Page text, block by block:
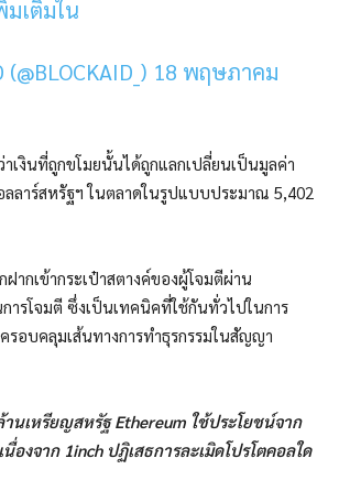
มเติมใน
18 พฤษภาคม
เงินที่ถูกขโมยนั้นได้ถูกแลกเปลี่ยนเป็นมูลค่า
ลลาร์สหรัฐฯ ในตลาดในรูปแบบประมาณ 5,402
ฝากเข้ากระเป๋าสตางค์ของผู้โจมตีผ่าน
ารโจมตี ซึ่งเป็นเทคนิคที่ใช้กันทั่วไปในการ
อบคลุมเส้นทางการทำธุรกรรมในสัญญา
านเหรียญสหรัฐ Ethereum ใช้ประโยชน์จาก
องจาก 1inch ปฏิเสธการละเมิดโปรโตคอลใด